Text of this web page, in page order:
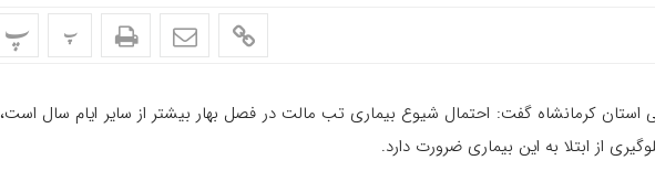
پ پ
استان کرمانشاه گفت: احتمال شیوع بیماری تب مالت در فصل بهار بیشتر از سایر ایام سال است،
از ابتلا به این بیماری ضرورت دارد.